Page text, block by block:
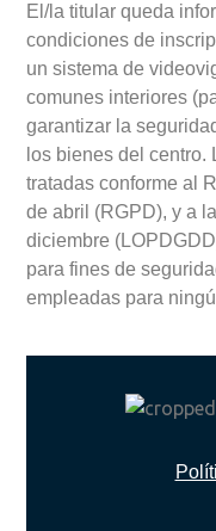
El/la titular queda
condiciones de
un sistema de
comunes interiores
garantizar la
los bienes del
tratadas conforme al
de abril (RGPD), y a
diciembre
para fines de
empleadas para